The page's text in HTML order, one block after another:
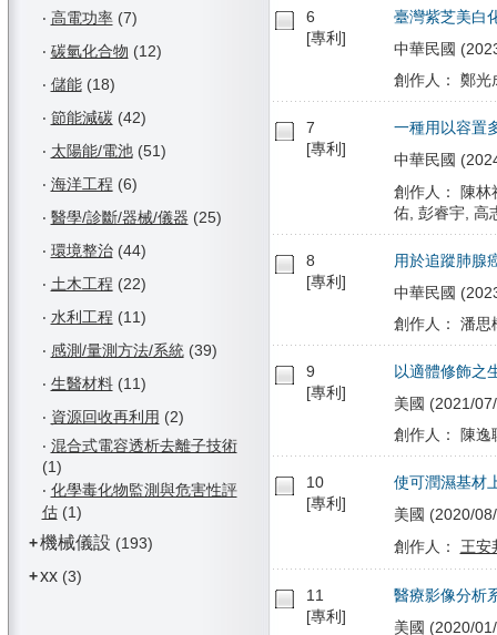
‧ 高電功率(7)
‧ 碳氫化合物 (12)
‧ 儲能(18)
‧ 節能減碳 (42)
‧ 太陽能/電池(51)
‧ 海洋工程 (6)
‧ 醫學/診斷/器械/儀器 (25)
‧ 環境整治(44)
‧ 土木工程 (22)
‧ 水利工程 (11)
‧ 感測/量測方法/系統(39)
‧ 生醫材料(11)
‧ 資源回收再利用 (2)
‧ 混合式電容透析去離子技術
(1)
‧ 化學毒化物監測與危害性評
估(1)
+機械儀設 (193)
+xx(3)
6
[專利]
臺灣紫芝美白
中華民國
創作人： 鄭光
7
[專利]
一種用以容置
中華民國
創作人： 陳
佑, 彭睿宇, 高
8
[專利]
用於追蹤肺腺
中華民國
創作人： 潘思
9
[專利]
以適體修飾之
美國 (2021/
創作人： 陳逸
10
[專利]
使可潤濕基材
美國 (2020/
創作人： 王安
11
[專利]
醫療影像分析
美國 (2020/